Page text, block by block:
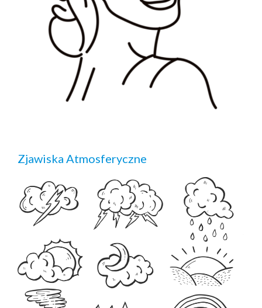
Zjawiska Atmosferyczne